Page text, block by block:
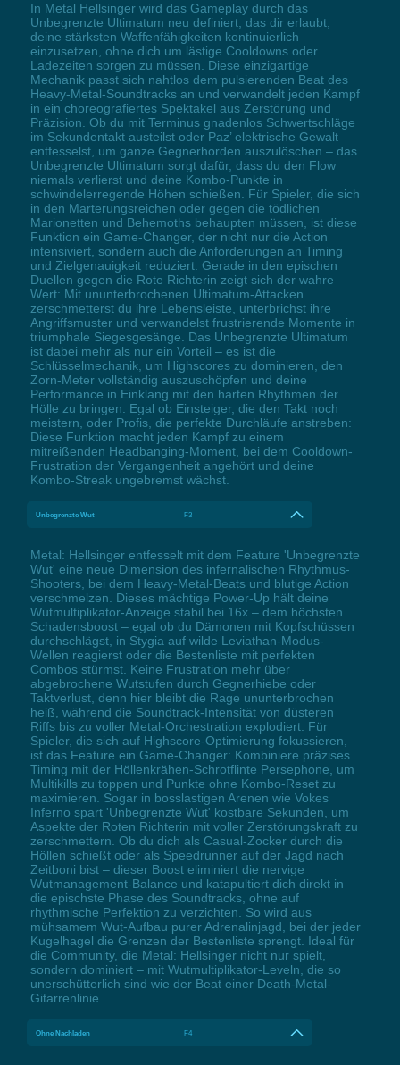
In Metal Hellsinger wird das Gameplay durch das
Unbegrenzte Ultimatum neu definiert, das dir erlaubt,
deine stärksten Waffenfähigkeiten kontinuierlich
einzusetzen, ohne dich um lästige Cooldowns oder
Ladezeiten sorgen zu müssen. Diese einzigartige
Mechanik passt sich nahtlos dem pulsierenden Beat des
Heavy-Metal-Soundtracks an und verwandelt jeden Kampf
in ein choreografiertes Spektakel aus Zerstörung und
Präzision. Ob du mit Terminus gnadenlos Schwertschläge
im Sekundentakt austeilst oder Paz’ elektrische Gewalt
entfesselst, um ganze Gegnerhorden auszulöschen – das
Unbegrenzte Ultimatum sorgt dafür, dass du den Flow
niemals verlierst und deine Kombo-Punkte in
schwindelerregende Höhen schießen. Für Spieler, die sich
in den Marterungsreichen oder gegen die tödlichen
Marionetten und Behemoths behaupten müssen, ist diese
Funktion ein Game-Changer, der nicht nur die Action
intensiviert, sondern auch die Anforderungen an Timing
und Zielgenauigkeit reduziert. Gerade in den epischen
Duellen gegen die Rote Richterin zeigt sich der wahre
Wert: Mit ununterbrochenen Ultimatum-Attacken
zerschmetterst du ihre Lebensleiste, unterbrichst ihre
Angriffsmuster und verwandelst frustrierende Momente in
triumphale Siegesgesänge. Das Unbegrenzte Ultimatum
ist dabei mehr als nur ein Vorteil – es ist die
Schlüsselmechanik, um Highscores zu dominieren, den
Zorn-Meter vollständig auszuschöpfen und deine
Performance in Einklang mit den harten Rhythmen der
Hölle zu bringen. Egal ob Einsteiger, die den Takt noch
meistern, oder Profis, die perfekte Durchläufe anstreben:
Diese Funktion macht jeden Kampf zu einem
mitreißenden Headbanging-Moment, bei dem Cooldown-
Frustration der Vergangenheit angehört und deine
Kombo-Streak ungebremst wächst.
Unbegrenzte Wut F3
Metal: Hellsinger entfesselt mit dem Feature 'Unbegrenzte
Wut' eine neue Dimension des infernalischen Rhythmus-
Shooters, bei dem Heavy-Metal-Beats und blutige Action
verschmelzen. Dieses mächtige Power-Up hält deine
Wutmultiplikator-Anzeige stabil bei 16x – dem höchsten
Schadensboost – egal ob du Dämonen mit Kopfschüssen
durchschlägst, in Stygia auf wilde Leviathan-Modus-
Wellen reagierst oder die Bestenliste mit perfekten
Combos stürmst. Keine Frustration mehr über
abgebrochene Wutstufen durch Gegnerhiebe oder
Taktverlust, denn hier bleibt die Rage ununterbrochen
heiß, während die Soundtrack-Intensität von düsteren
Riffs bis zu voller Metal-Orchestration explodiert. Für
Spieler, die sich auf Highscore-Optimierung fokussieren,
ist das Feature ein Game-Changer: Kombiniere präzises
Timing mit der Höllenkrähen-Schrotflinte Persephone, um
Multikills zu toppen und Punkte ohne Kombo-Reset zu
maximieren. Sogar in bosslastigen Arenen wie Vokes
Inferno spart 'Unbegrenzte Wut' kostbare Sekunden, um
Aspekte der Roten Richterin mit voller Zerstörungskraft zu
zerschmettern. Ob du dich als Casual-Zocker durch die
Höllen schießt oder als Speedrunner auf der Jagd nach
Zeitboni bist – dieser Boost eliminiert die nervige
Wutmanagement-Balance und katapultiert dich direkt in
die epischste Phase des Soundtracks, ohne auf
rhythmische Perfektion zu verzichten. So wird aus
mühsamem Wut-Aufbau purer Adrenalinjagd, bei der jeder
Kugelhagel die Grenzen der Bestenliste sprengt. Ideal für
die Community, die Metal: Hellsinger nicht nur spielt,
sondern dominiert – mit Wutmultiplikator-Leveln, die so
unerschütterlich sind wie der Beat einer Death-Metal-
Gitarrenlinie.
Ohne Nachladen F4